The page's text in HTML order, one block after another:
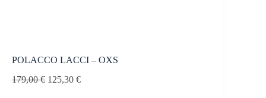
POLACCO LACCI – OXS
179,00€ 125,30 €